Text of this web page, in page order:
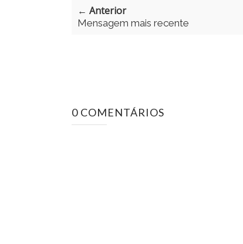
← Anterior
Mensagem mais recente
0 COMENTÁRIOS